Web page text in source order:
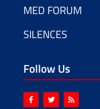
MED FORUM
SILENCES
Follow Us